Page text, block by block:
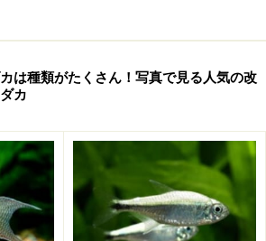
は種類がたくさん！写真で見る人気の改
カ